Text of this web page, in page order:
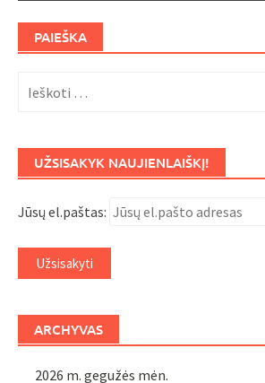
PAIEŠKA
UŽSISAKYK NAUJIENLAIŠKĮ!
Jūsų el.paštas:
ARCHYVAS
2026 m. gegužės mėn.